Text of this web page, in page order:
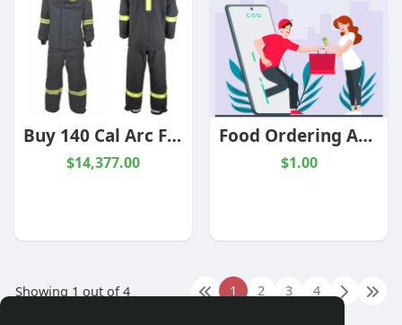
Buy 140 Cal Arc Flash Suit for Ultimate Industrial Protection
$14,377.00
Food Ordering App for Restaurants and Food Delivery Businesses
$1.00
Showing 1 out of 4 1 2 3 4